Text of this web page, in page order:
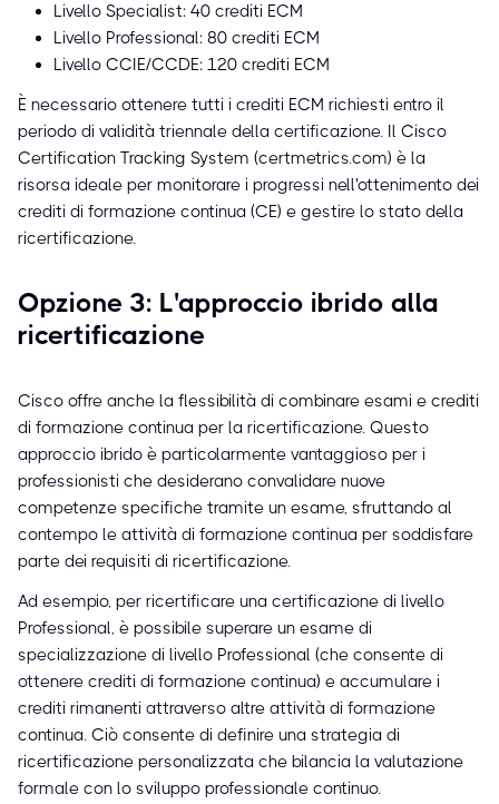
Livello Specialist: 40 crediti ECM
Livello Professional: 80 crediti ECM
Livello CCIE/CCDE: 120 crediti ECM
È necessario ottenere tutti i crediti ECM richiesti entro il
periodo di validità triennale della certificazione. Il Cisco
Certification Tracking System (certmetrics.com) è la
risorsa ideale per monitorare i progressi nell'ottenimento dei
crediti di formazione continua (CE) e gestire lo stato della
ricertificazione.
Opzione 3: L'approccio ibrido alla
ricertificazione
Cisco offre anche la flessibilità di combinare esami e crediti
di formazione continua per la ricertificazione. Questo
approccio ibrido è particolarmente vantaggioso per i
professionisti che desiderano convalidare nuove
competenze specifiche tramite un esame, sfruttando al
contempo le attività di formazione continua per soddisfare
parte dei requisiti di ricertificazione.
Ad esempio, per ricertificare una certificazione di livello
Professional, è possibile superare un esame di
specializzazione di livello Professional (che consente di
ottenere crediti di formazione continua) e accumulare i
crediti rimanenti attraverso altre attività di formazione
continua. Ciò consente di definire una strategia di
ricertificazione personalizzata che bilancia la valutazione
formale con lo sviluppo professionale continuo.